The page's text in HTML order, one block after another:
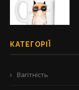
КАТЕГОРІЇ
Вагітність